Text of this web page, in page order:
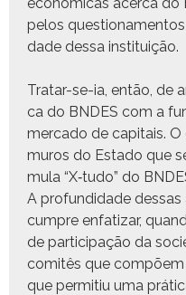
pelos
dade dessa instituição.
Tratar-se-ia, então, de
ca do BNDES com a
mer­ca­do de cap­i­tais.
muros do Esta­do que
mu­la “X‑tudo” do
A pro­fun­di­dade dessas
cumpre enfa­ti­zar,
de par­tic­i­pação da
comitês que com­põem
que per­mi­tiu uma